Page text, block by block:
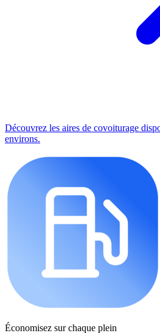
Découvrez les aires de covoiturage
environs.
Économisez sur chaque plein